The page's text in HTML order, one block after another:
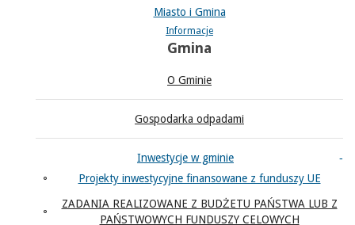
Miasto i Gmina
Informacje
Gmina
O Gminie
Gospodarka odpadami
Inwestycje w gminie
Projekty inwestycyjne finansowane z funduszy UE
ZADANIA REALIZOWANE Z BUDŻETU PAŃSTWA LUB Z
PAŃSTWOWYCH FUNDUSZY CELOWYCH